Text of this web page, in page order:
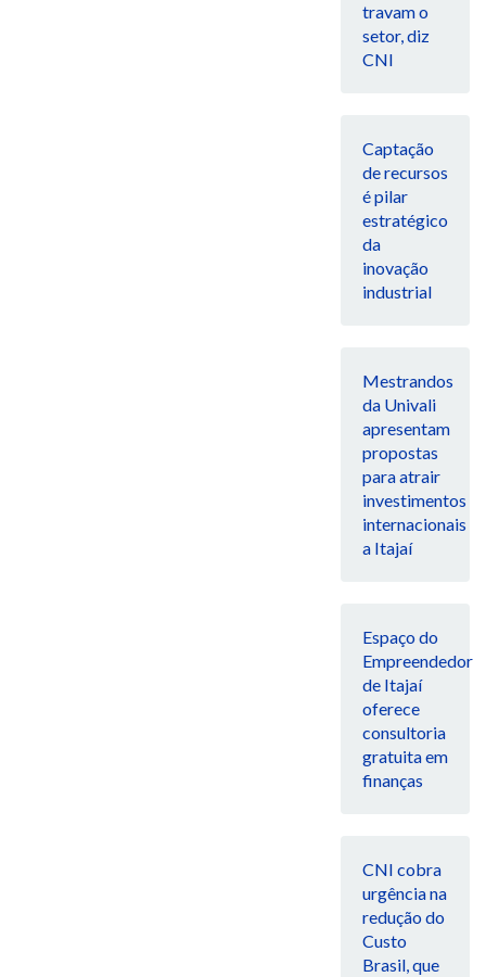
travam o
setor, diz
CNI
Captação
de recursos
é pilar
estratégico
da
inovação
industrial
Mestrandos
da Univali
apresentam
propostas
para atrair
investimentos
internacionais
a Itajaí
Espaço do
Empreendedor
de Itajaí
oferece
consultoria
gratuita em
finanças
CNI cobra
urgência na
redução do
Custo
Brasil, que